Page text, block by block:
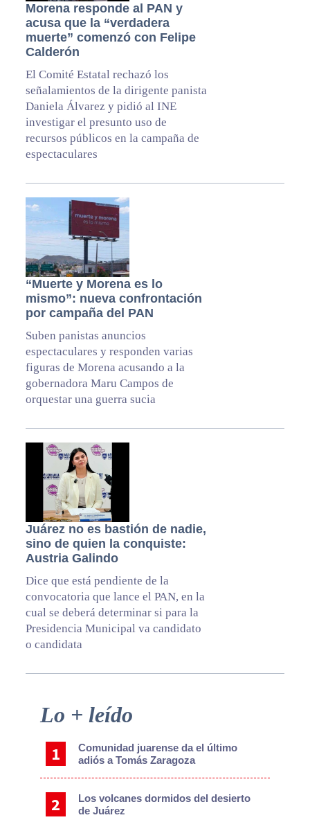
Morena responde al PAN y
acusa que la “verdadera
muerte” comenzó con Felipe
Calderón
El Comité Estatal rechazó los
señalamientos de la dirigente panista
Daniela Álvarez y pidió al INE
investigar el presunto uso de
recursos públicos en la campaña de
espectaculares
“Muerte y Morena es lo
mismo”: nueva confrontación
por campaña del PAN
Suben panistas anuncios
espectaculares y responden varias
figuras de Morena acusando a la
gobernadora Maru Campos de
orquestar una guerra sucia
Juárez no es bastión de nadie,
sino de quien la conquiste:
Austria Galindo
Dice que está pendiente de la
convocatoria que lance el PAN, en la
cual se deberá determinar si para la
Presidencia Municipal va candidato
o candidata
Primary
Sidebar
Lo + leído
Comunidad juarense da el último
adiós a Tomás Zaragoza
Los volcanes dormidos del desierto
de Juárez